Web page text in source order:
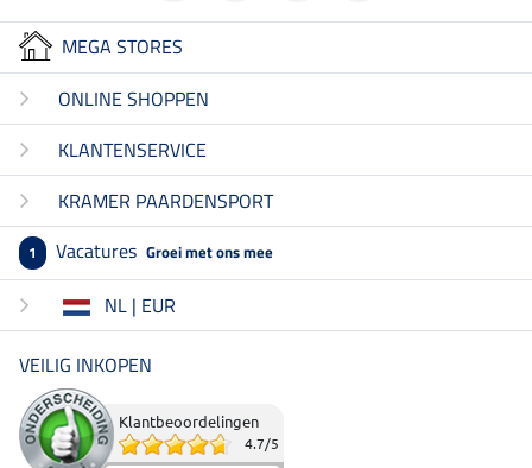
MEGA STORES
ONLINE SHOPPEN
KLANTENSERVICE
KRAMER PAARDENSPORT
1 Vacatures Groei met ons mee
NL | EUR
VEILIG INKOPEN
Klantbeoordelingen
4.7/5